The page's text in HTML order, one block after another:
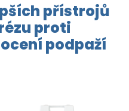
přístrojů
proti
podpaží